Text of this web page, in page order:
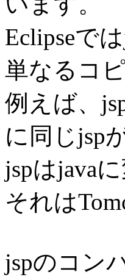
Eclipseで
単なるコ
例えば、
に同じjsp
jspはjava
それは
jspのコン